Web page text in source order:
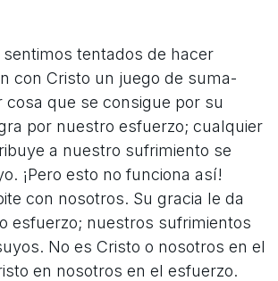
tentados de hacer
con Cristo un juego de suma-
cosa que se consigue por su
por nuestro esfuerzo; cualquier
a nuestro sufrimiento se
¡Pero esto no funciona así!
con nosotros. Su gracia le da
esfuerzo; nuestros sufrimientos
No es Cristo o nosotros en el
en nosotros en el esfuerzo.